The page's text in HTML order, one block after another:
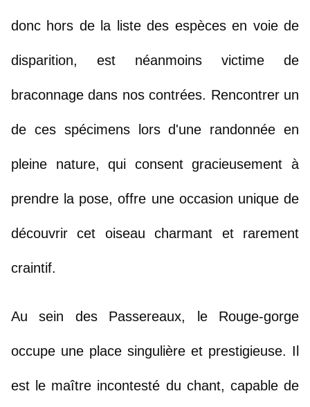
donc hors de la liste des espèces en voie de
disparition, est néanmoins victime de
braconnage dans nos contrées. Rencontrer un
de ces spécimens lors d'une randonnée en
pleine nature, qui consent gracieusement à
prendre la pose, offre une occasion unique de
découvrir cet oiseau charmant et rarement
craintif.
Au sein des Passereaux, le Rouge-gorge
occupe une place singulière et prestigieuse. Il
est le maître incontesté du chant, capable de